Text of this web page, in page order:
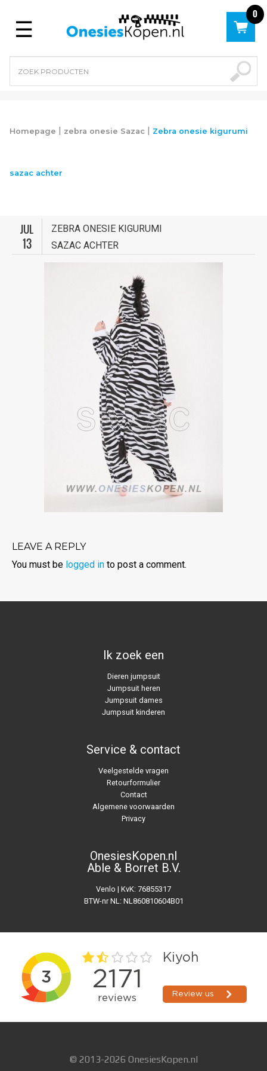
Menu
0
Homepage | zebra onesie Sazac | Zebra onesie kigurumi
sazac achter
JUL
13
ZEBRA ONESIE KIGURUMI
SAZAC ACHTER
LEAVE A REPLY
You must be logged in to post a comment.
Ik zoek een
Dieren jumpsuit
Jumpsuit heren
Jumpsuit dames
Jumpsuit kinderen
Service & contact
Veelgestelde vragen
Retourformulier
Contact
Algemene voorwaarden
Privacy
OnesiesKopen.nl
Able & Borret B.V.
Venlo | KvK: 76855317
BTW-nr NL: NL860810604B01
© 2013-2026 OnesiesKopen.nl